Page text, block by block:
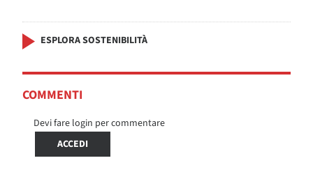
ESPLORA SOSTENIBILITÀ
COMMENTI
Devi fare login per commentare
ACCEDI